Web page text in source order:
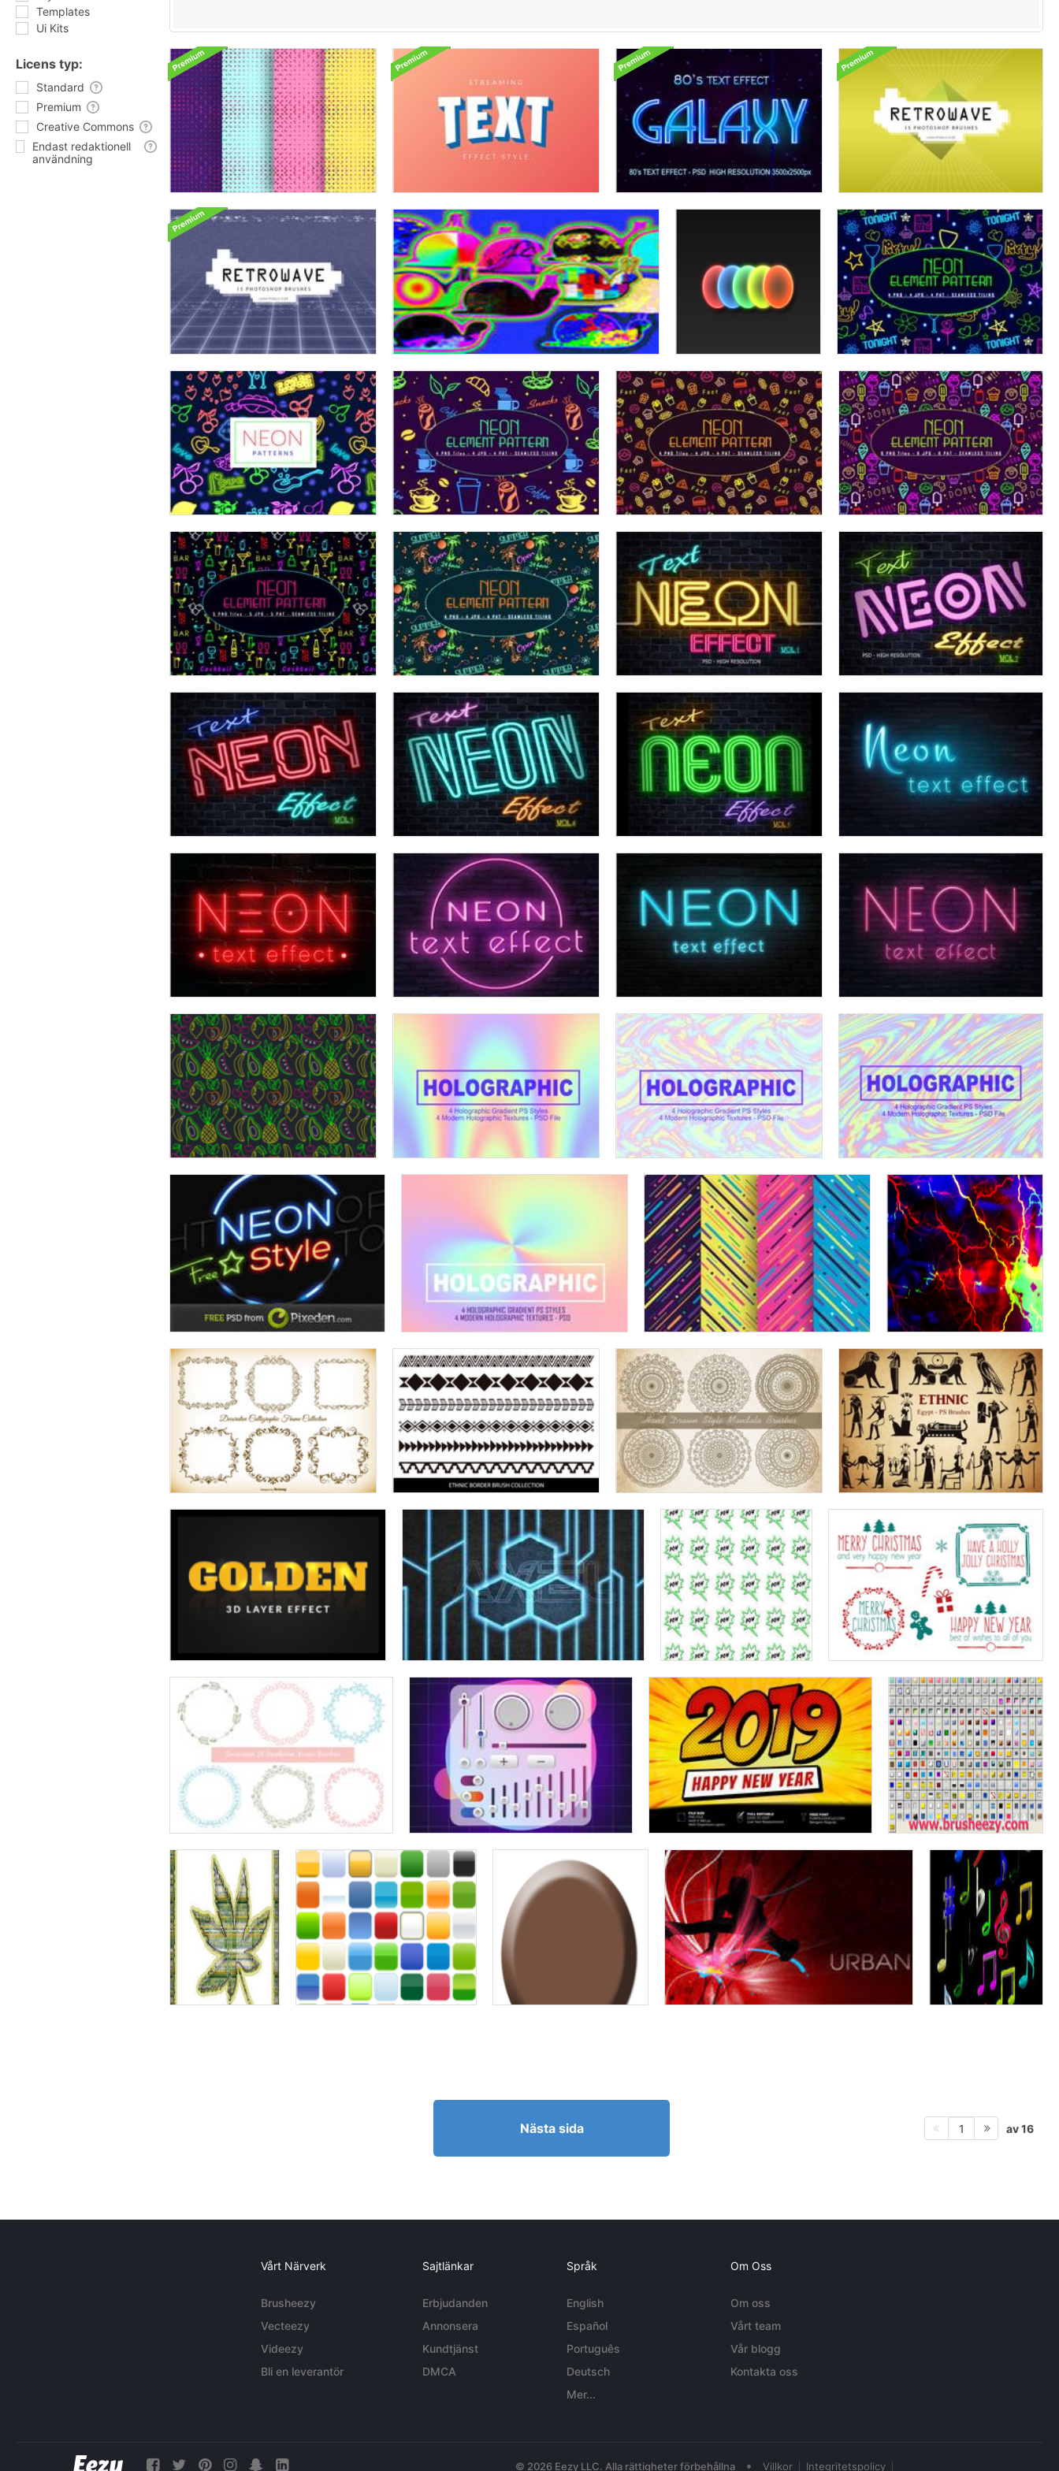
Templates
Ui Kits
Licens typ:
Standard
Premium
Creative Commons
Endast redaktionell
användning
Nästa sida 1 av 16
Vårt Närverk
Brusheezy
Vecteezy
Videezy
Bli en leverantör
Sajtlänkar
Erbjudanden
Annonsera
Kundtjänst
DMCA
Språk
English
Español
Português
Deutsch
Mer...
Om Oss
Om oss
Vårt team
Vår blogg
Kontakta oss
© 2026 Eezy LLC. Alla rättigheter förbehållna • Villkor Integritetspolicy